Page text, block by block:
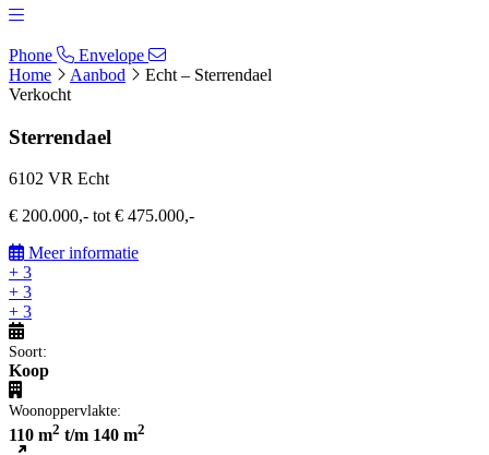
Phone
Envelope
Home
Aanbod
Echt – Sterrendael
Verkocht
Sterrendael
6102 VR Echt
€ 200.000,- tot € 475.000,-
Meer informatie
+ 3
+ 3
+ 3
Soort:
Koop
Woonoppervlakte:
110 m2 t/m 140 m2